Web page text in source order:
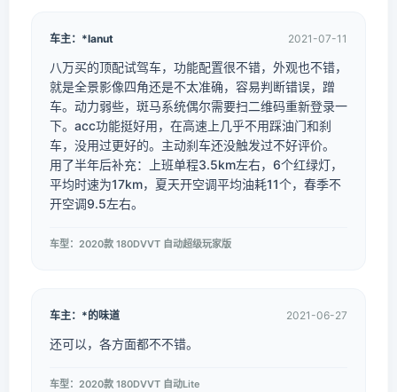
车主：*lanut 2021-07-11
八万买的顶配试驾车，功能配置很不错，外观也不错，
就是全景影像四角还是不太准确，容易判断错误，蹭
车。动力弱些，斑马系统偶尔需要扫二维码重新登录一
下。acc功能挺好用，在高速上几乎不用踩油门和刹
车，没用过更好的。主动刹车还没触发过不好评价。
用了半年后补充：上班单程3.5km左右，6个红绿灯，
平均时速为17km，夏天开空调平均油耗11个，春季不
开空调9.5左右。
车型：2020款 180DVVT 自动超级玩家版
车主：*的味道 2021-06-27
还可以，各方面都不不错。
车型：2020款 180DVVT 自动Lite